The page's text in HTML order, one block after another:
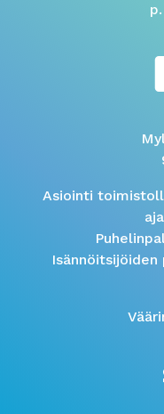
Asiointi
Isännöitsijöiden